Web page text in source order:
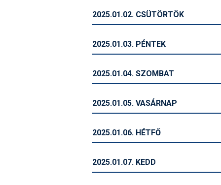
2025.01.02. CSÜTÖRTÖK
2025.01.03. PÉNTEK
2025.01.04. SZOMBAT
2025.01.05. VASÁRNAP
2025.01.06. HÉTFŐ
2025.01.07. KEDD